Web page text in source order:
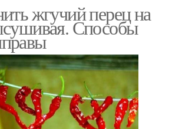
жгучий перец на
Способы